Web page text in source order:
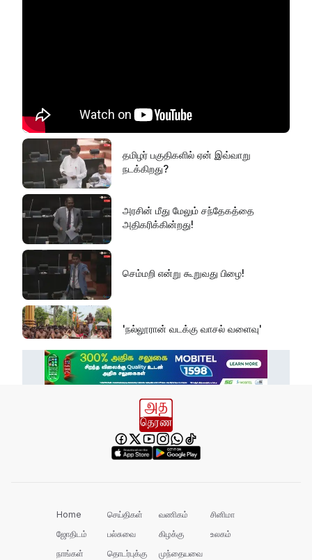
தமிழர் பகுதிகளில் ஏன் இவ்வாறு
நடக்கிறது?
அரசின் மீது மேலும் சந்தேகத்தை
அதிகரிக்கின்றது!
செம்மறி என்று கூறுவது பிழை!
'நல்லூரான் வடக்கு வாசல் வளைவு'
எல் நினோவை எதிர்கொள்ளத் தயாராக
வனஜீவராசிகள் அதிகாரிகளால் மீட்பு!
வேண்டும்!
Home செய்திகள் வணிகம்
சினிமா
ஜோதிடம்
பல்சுவை கிழக்கு
உலகம்
நாங்கள்
தொடர்புக்கு முந்தையவை